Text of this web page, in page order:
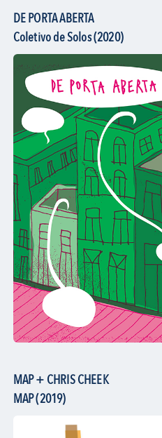
DE PORTA ABERTA
Coletivo de Solos (2020)
MAP + CHRIS CHEEK
MAP (2019)